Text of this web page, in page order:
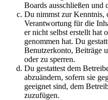
Boards ausschließen und
Du nimmst zur Kenntnis,
Verantwortung für die
er nicht selbst erstellt hat
genommen hat. Du
Benutzerkonto, Beiträge
oder zu sperren.
Du gestattest dem
abzuändern, sofern sie
geeignet sind, dem
zuzufügen.